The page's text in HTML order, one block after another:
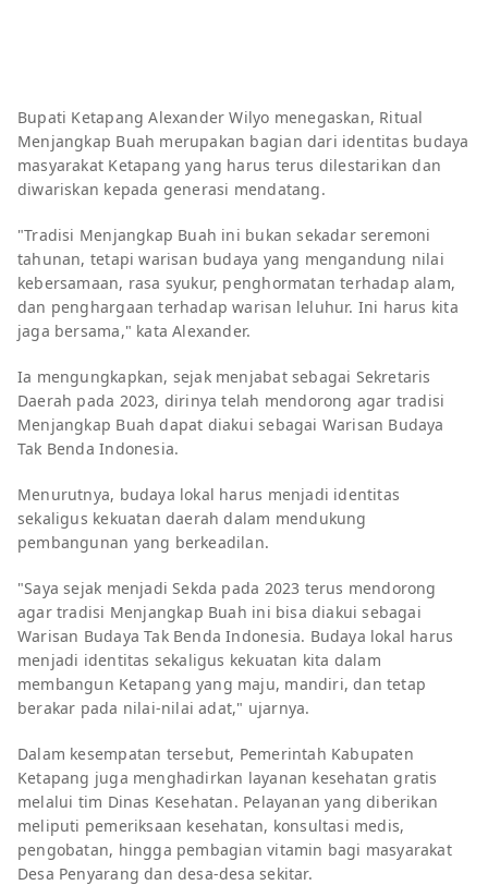
Bupati Ketapang Alexander Wilyo menegaskan, Ritual
Menjangkap Buah merupakan bagian dari identitas budaya
masyarakat Ketapang yang harus terus dilestarikan dan
diwariskan kepada generasi mendatang.
"Tradisi Menjangkap Buah ini bukan sekadar seremoni
tahunan, tetapi warisan budaya yang mengandung nilai
kebersamaan, rasa syukur, penghormatan terhadap alam,
dan penghargaan terhadap warisan leluhur. Ini harus kita
jaga bersama," kata Alexander.
Ia mengungkapkan, sejak menjabat sebagai Sekretaris
Daerah pada 2023, dirinya telah mendorong agar tradisi
Menjangkap Buah dapat diakui sebagai Warisan Budaya
Tak Benda Indonesia.
Menurutnya, budaya lokal harus menjadi identitas
sekaligus kekuatan daerah dalam mendukung
pembangunan yang berkeadilan.
"Saya sejak menjadi Sekda pada 2023 terus mendorong
agar tradisi Menjangkap Buah ini bisa diakui sebagai
Warisan Budaya Tak Benda Indonesia. Budaya lokal harus
menjadi identitas sekaligus kekuatan kita dalam
membangun Ketapang yang maju, mandiri, dan tetap
berakar pada nilai-nilai adat," ujarnya.
Dalam kesempatan tersebut, Pemerintah Kabupaten
Ketapang juga menghadirkan layanan kesehatan gratis
melalui tim Dinas Kesehatan. Pelayanan yang diberikan
meliputi pemeriksaan kesehatan, konsultasi medis,
pengobatan, hingga pembagian vitamin bagi masyarakat
Desa Penyarang dan desa-desa sekitar.